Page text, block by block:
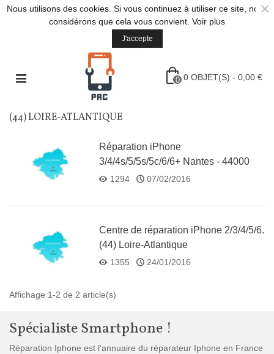
Nous utilisons des cookies. Si vous continuez à utiliser ce site, nous
considérons que cela vous convient. Voir plus
J'accepte
×
0 0 OBJET(S) - 0,00 €
(44) LOIRE-ATLANTIQUE
Réparation iPhone
3/4/4s/5/5s/5c/6/6+ Nantes - 44000
Nantes
1294 07/02/2016
Centre de réparation iPhone 2/3/4/5/6.
(44) Loire-Atlantique
1355 24/01/2016
Affichage 1-2 de 2 article(s)
Spécialiste Smartphone !
Réparation Iphone est l'annuaire du réparateur Iphone en France